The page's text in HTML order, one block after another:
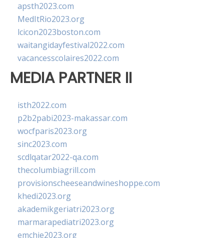
apsth2023.com
MedItRio2023.org
lcicon2023boston.com
waitangidayfestival2022.com
vacancesscolaires2022.com
MEDIA PARTNER II
isth2022.com
p2b2pabi2023-makassar.com
wocfparis2023.org
sinc2023.com
scdlqatar2022-qa.com
thecolumbiagrill.com
provisionscheeseandwineshoppe.com
khedi2023.org
akademikgeriatri2023.org
marmarapediatri2023.org
emchie2023.org